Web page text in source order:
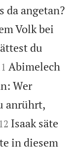
da angetan?
Volk bei
du
Abimelech
Wer
anrührt,


12 Isaak säte
in diesem